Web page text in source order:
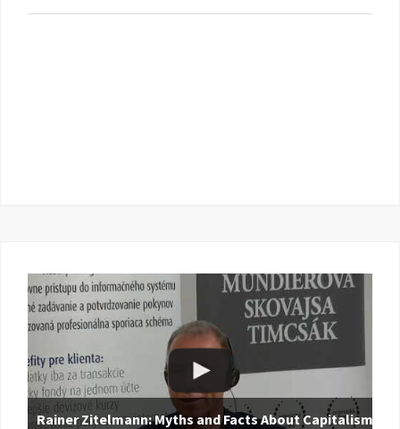
Rainer Zitelmann: Myths and Facts About Capitalism |